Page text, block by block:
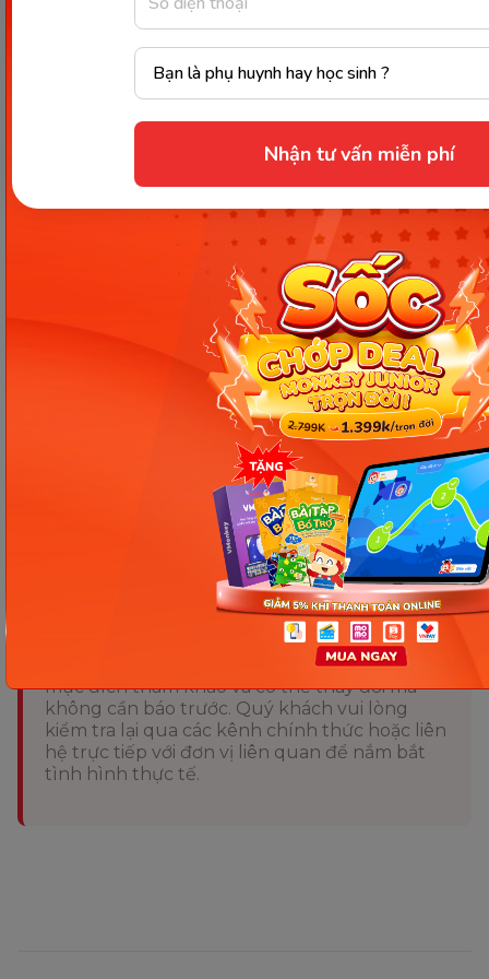
Nhận tư vấn miễn phí
Ngâm yến mạch trong nước 30 phúttrước
khi nấu để yến mạch mềm hơn, khi nấu cháo
sẽ rút ngắn được thời gian chế biến, đồng thời
không làm yến mạch bị biến chất.
Bột yến mạch rất dễ bị mốc
quản đúng cách. Do vậy các mẹ nên mua với
định lượng vừa đủ, bảo quản trong hộp ở nơi
thoáng mát, tránh ánh sáng mặt trời.
Mách mẹ top 5 bột ăn dặm yến mạch
sữa cho bé tốt nhất năm 2022
Cháo yến mạch ăn dặm kiểu Nhậtrất dễ chế
biến, lại không tốn nhiều thời gian để chuẩn bị. Kết
hợp yến mạch với các thực phẩm khác sẽ giúp bé
yêu được hấp thụ đa dạng dinh dưỡng cho sự phát
triển toàn diện. Các mẹ hãy ghi nhớ công thức và
bắt tay vào thực hiện ngay từ hôm nay nhé!
Chia sẻ ngay
Thông tin trong bài viết được tổng hợp nhằm
mục đích tham khảo và có thể thay đổi mà
không cần báo trước. Quý khách vui lòng
kiểm tra lại qua các kênh chính thức hoặc liên
hệ trực tiếp với đơn vị liên quan để nắm bắt
tình hình thực tế.